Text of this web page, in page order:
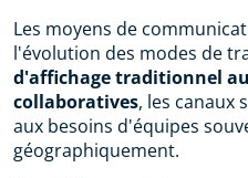
Les moyens de
l'évolution des modes de
d'affichage traditionnel
collaboratives, les canaux
aux besoins d'équipes
géographiquement.